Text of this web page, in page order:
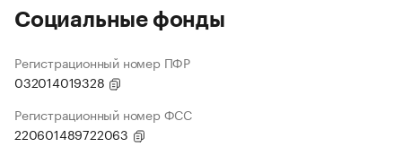
Социальные фонды
Регистрационный номер ПФР
032014019328
Регистрационный номер ФСС
220601489722063